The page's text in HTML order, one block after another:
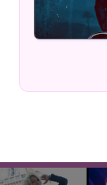
Posted
in